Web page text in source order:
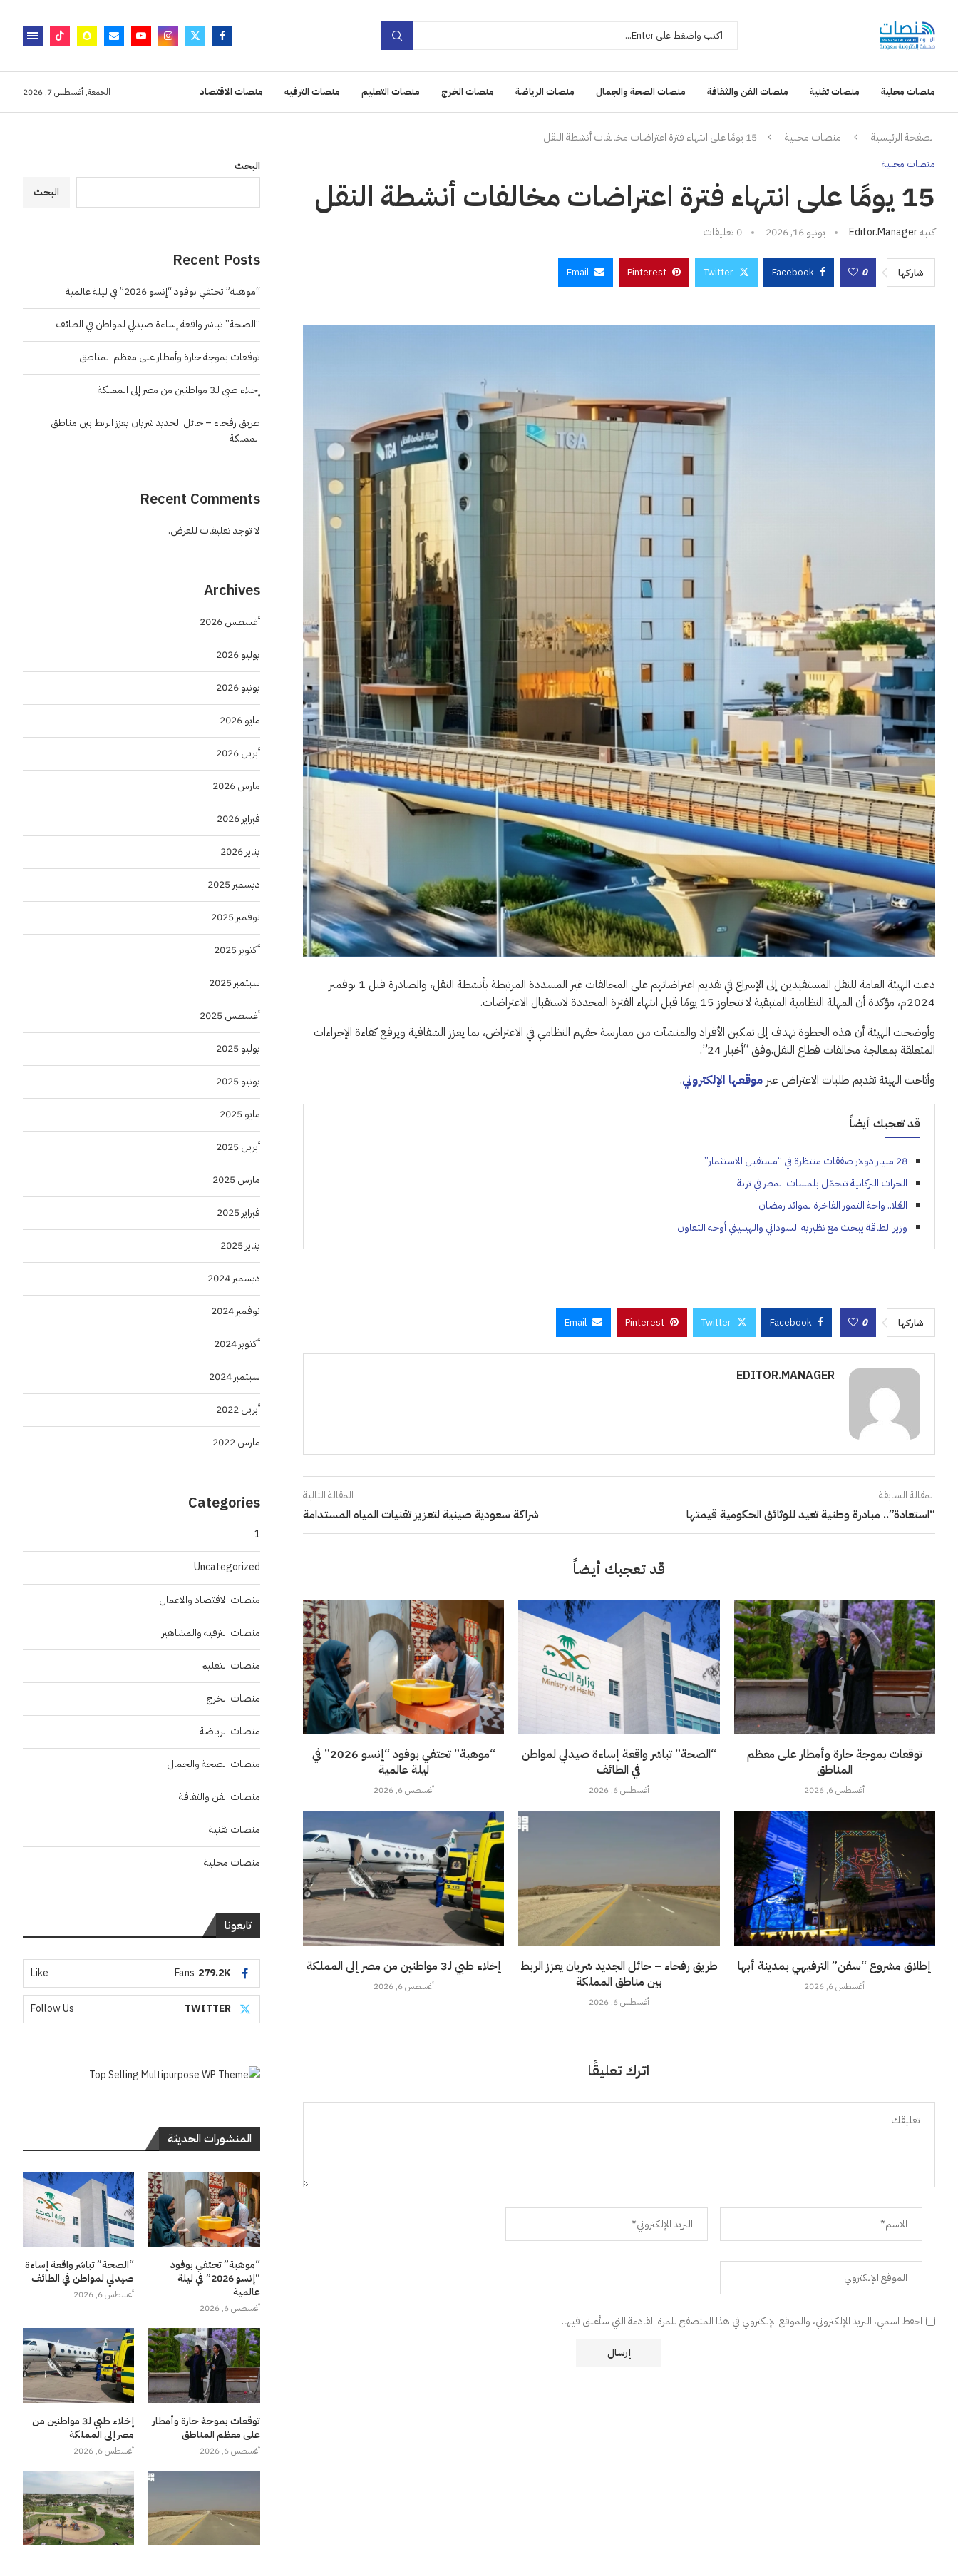
منصات محلية منصات تقنية منصات الفن والثقافة منصات الصحة والجمال منصات الرياضة منصات الخرج منصات التعليم منصات الترفيه منصات الاقتصاد الجمعة, أغسطس 7, 2026
الصفحة الرئيسية منصات محلية 15 يومًا على انتهاء فترة اعتراضات مخالفات أنشطة النقل
منصات محلية
15 يومًا على انتهاء فترة اعتراضات مخالفات أنشطة النقل
كتبهEditor.manager يونيو 16, 2026 0 تعليقات
شاركها 0
Facebook
Twitter
Pinterest
Email
دعت الهيئة العامة للنقل المستفيدين إلى الإسراع في تقديم اعتراضاتهم على المخالفات غير المسددة المرتبطة بأنشطة النقل، والصادرة قبل 1 نوفمبر
2024م، مؤكدة أن المهلة النظامية المتبقية لا تتجاوز 15 يومًا قبل انتهاء الفترة المحددة لاستقبال الاعتراضات.
وأوضحت الهيئة أن هذه الخطوة تهدف إلى تمكين الأفراد والمنشآت من ممارسة حقهم النظامي في الاعتراض، بما يعزز الشفافية ويرفع كفاءة الإجراءات
المتعلقة بمعالجة مخالفات قطاع النقل.وفق “أخبار 24”.
وأتاحت الهيئة تقديم طلبات الاعتراض عبر موقعها الإلكتروني.
قد تعجبك أيضاً
28 مليار دولار صفقات منتظرة في “مستقبل الاستثمار”
الحرات البركانية تتجمّل بلمسات المطر في تربة
العُلا.. واحة التمور الفاخرة لموائد رمضان
وزير الطاقة يبحث مع نظيريه السوداني والهيليني أوجه التعاون
شاركها 0
Facebook
Twitter
Pinterest
Email
EDITOR.MANAGER
المقالة السابقة
“استعادة”.. مبادرة وطنية تعيد للوثائق الحكومية قيمتها
المقالة التالية
شراكة سعودية صينية لتعزيز تقنيات المياه المستدامة
قد تعجبك أيضاً
“موهبة” تحتفي بوفود “إنسو 2026” في
ليلة عالمية
أغسطس 6, 2026
“الصحة” تباشر واقعة إساءة صيدلي لمواطن
في الطائف
أغسطس 6, 2026
توقعات بموجة حارة وأمطار على معظم
المناطق
أغسطس 6, 2026
إخلاء طبي لـ3 مواطنين من مصر إلى المملكة
أغسطس 6, 2026
طريق رفحاء – حائل الجديد شريان يعزز الربط
بين مناطق المملكة
أغسطس 6, 2026
إطلاق مشروع “سفن” الترفيهي بمدينة أبها
أغسطس 6, 2026
اترك تعليقًا
احفظ اسمي، البريد الإلكتروني، والموقع الإلكتروني في هذا المتصفح للمرة القادمة التي سأعلق فيها.
البحث
البحث
Recent Posts
“موهبة” تحتفي بوفود “إنسو 2026” في ليلة عالمية
“الصحة” تباشر واقعة إساءة صيدلي لمواطن في الطائف
توقعات بموجة حارة وأمطار على معظم المناطق
إخلاء طبي لـ3 مواطنين من مصر إلى المملكة
طريق رفحاء – حائل الجديد شريان يعزز الربط بين مناطق
المملكة
Recent Comments
لا توجد تعليقات للعرض.
Archives
أغسطس 2026
يوليو 2026
يونيو 2026
مايو 2026
أبريل 2026
مارس 2026
فبراير 2026
يناير 2026
ديسمبر 2025
نوفمبر 2025
أكتوبر 2025
سبتمبر 2025
أغسطس 2025
يوليو 2025
يونيو 2025
مايو 2025
أبريل 2025
مارس 2025
فبراير 2025
يناير 2025
ديسمبر 2024
نوفمبر 2024
أكتوبر 2024
سبتمبر 2024
أبريل 2022
مارس 2022
Categories
1
Uncategorized
منصات الاقتصاد والاعمال
منصات الترفيه والمشاهير
منصات التعليم
منصات الخرج
منصات الرياضة
منصات الصحة والجمال
منصات الفن والثقافة
منصات تقنية
منصات محلية
تابعونا
279.2K
Fans
Like
TWITTER
Follow Us
المنشورات الحديثة
“موهبة” تحتفي بوفود
“إنسو 2026” في ليلة
عالمية
أغسطس 6, 2026
“الصحة” تباشر واقعة إساءة
صيدلي لمواطن في الطائف
أغسطس 6, 2026
توقعات بموجة حارة وأمطار
على معظم المناطق
أغسطس 6, 2026
إخلاء طبي لـ3 مواطنين من
مصر إلى المملكة
أغسطس 6, 2026